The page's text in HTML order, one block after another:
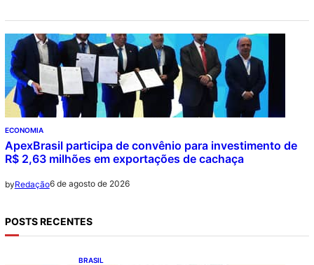
ECONOMIA
ApexBrasil participa de convênio para investimento de
R$ 2,63 milhões em exportações de cachaça
byRedação6 de agosto de 2026
POSTS RECENTES
BRASIL